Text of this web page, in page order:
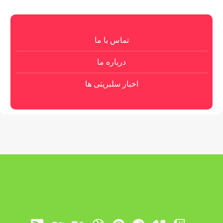
تماس با ما
درباره ما
اخبار سلبریتی ها